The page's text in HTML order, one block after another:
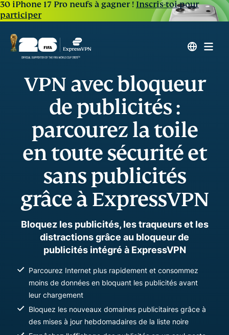
30 iPhone 17 Pro neufs à gagner ! Inscris-toi pour
participer
VPN avec bloqueur
de publicités :
parcourez la toile
en toute sécurité et
sans publicités
grâce à ExpressVPN
Bloquez les publicités, les traqueurs et les
distractions grâce au bloqueur de
publicités intégré à ExpressVPN
Parcourez Internet plus rapidement et consommez
moins de données en bloquant les publicités avant
leur chargement
Bloquez les nouveaux domaines publicitaires grâce à
des mises à jour hebdomadaires de la liste noire